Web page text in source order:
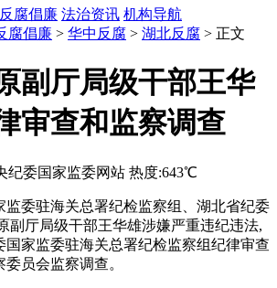
反腐倡廉 法治资讯 机构导航
腐倡廉 > 华中反腐 > 湖北反腐 > 正文
副厅局级干部王华
审查和监察调查
纪委国家监委网站 热度:643℃
监委驻海关总署纪检监察组、湖北省纪委
副厅局级干部王华雄涉嫌严重违纪违法,
国家监委驻海关总署纪检监察组纪律审查
员会监察调查。